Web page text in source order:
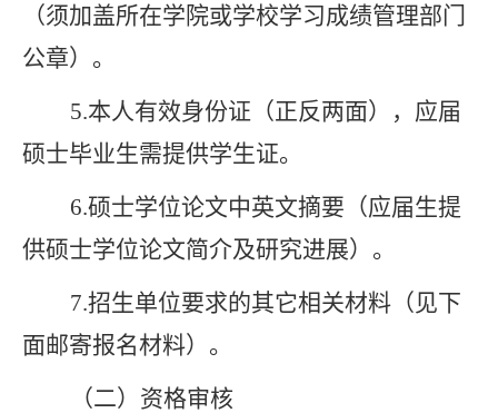
（须加盖所在学院或学校学习成绩管理部门
公章） 。
5.本人有效身份证（正反两面） ， 应届
硕士毕业生需提供学生证。
6.硕士学位论文中英文摘要 （应届生提
供硕士学位论文简介及研究进展） 。
7.招生单位要求的其它相关材料 （见下
面邮寄报名材料） 。
（二） 资格审核